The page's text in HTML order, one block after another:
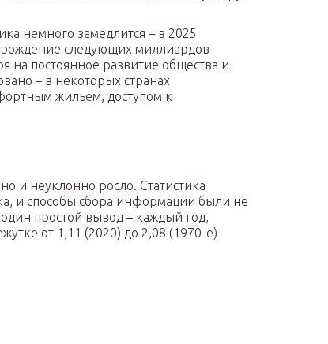
немного замедлится – в 2025
следующих миллиардов
на постоянное развитие общества и
– в некоторых странах
жильем, доступом к
и неуклонно росло. Статистика
и способы сбора информации были не
простой вывод – каждый год,
от 1,11 (2020) до 2,08 (1970-е)